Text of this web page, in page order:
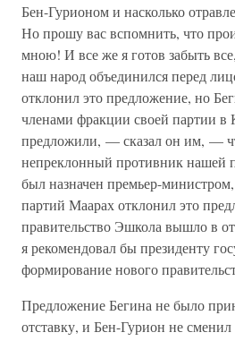
Бен-Гурионом и насколько
Но прошу вас вспомнить, что
мною! И все же я готов забыть
наш народ объединился перед
отклонил это предложение, но
членами фракции своей партии
предложили, — сказал он им, —
непреклонный противник нашей
был назначен премьер-
партий Маарах отклонил это
правительство Эшкола вышло в
я рекомендовал бы президенту
формирование нового
Предложение Бегина не было
отставку, и Бен-Гурион не